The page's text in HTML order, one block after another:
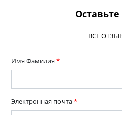
ВСЕ
Имя Фамилия*
Электронная почта*